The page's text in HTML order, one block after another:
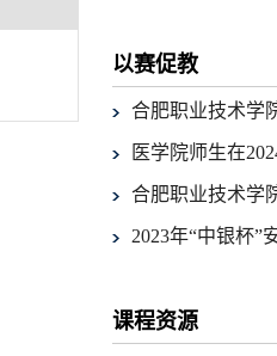
以赛促教
合肥职业技术学
医学院师生在
合肥职业技术学
2023年“中银杯”
课程资源